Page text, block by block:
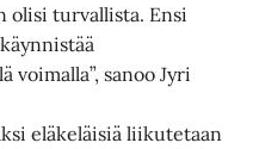
olisi turvallista. Ensi
voimalla”, sanoo Jyri
eläkeläisiä liikutetaan